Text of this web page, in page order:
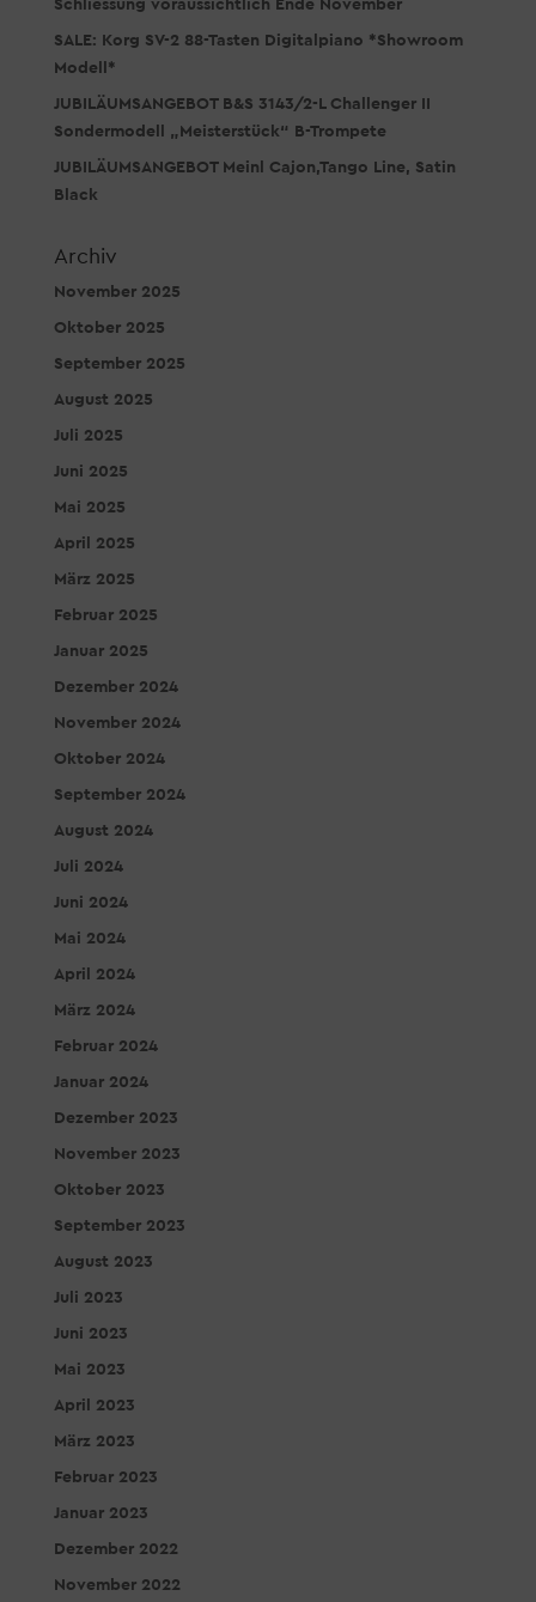
Schliessung voraussichtlich Ende November
SALE: Korg SV-2 88-Tasten Digitalpiano *Showroom
Modell*
JUBILÄUMSANGEBOT B&S 3143/2-L Challenger II
Sondermodell „Meisterstück“ B-Trompete
JUBILÄUMSANGEBOT Meinl Cajon,Tango Line, Satin
Black
Archiv
November 2025
Oktober 2025
September 2025
August 2025
Juli 2025
Juni 2025
Mai 2025
April 2025
März 2025
Februar 2025
Januar 2025
Dezember 2024
November 2024
Oktober 2024
September 2024
August 2024
Juli 2024
Juni 2024
Mai 2024
April 2024
März 2024
Februar 2024
Januar 2024
Dezember 2023
November 2023
Oktober 2023
September 2023
August 2023
Juli 2023
Juni 2023
Mai 2023
April 2023
März 2023
Februar 2023
Januar 2023
Dezember 2022
November 2022